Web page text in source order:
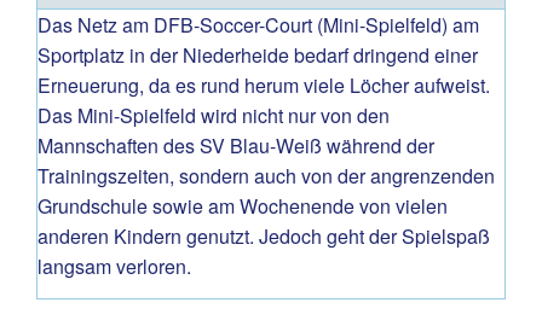
Das Netz am DFB-Soccer-Court (Mini-Spielfeld) am
Sportplatz in der Niederheide bedarf dringend einer
Erneuerung, da es rund herum viele Löcher aufweist.
Das Mini-Spielfeld wird nicht nur von den
Mannschaften des SV Blau-Weiß während der
Trainingszeiten, sondern auch von der angrenzenden
Grundschule sowie am Wochenende von vielen
anderen Kindern genutzt. Jedoch geht der Spielspaß
langsam verloren.